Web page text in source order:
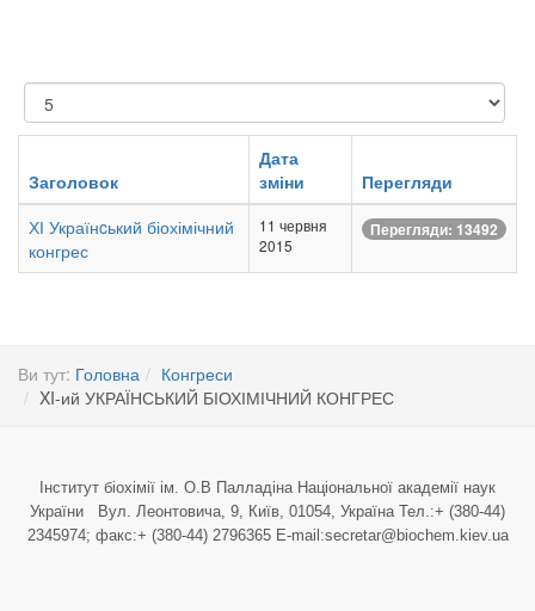
Показувати
Заголовок
Дата
зміни
Перегляди
ХІ Українcький біохімічний
конгрес
11 червня
2015
Перегляди: 13492
Ви тут: Головна
Конгреси
XI-ий УКРАЇНСЬКИЙ БІОХІМІЧНИЙ КОНГРЕС
Інститут біохімії ім. О.В Палладіна Національної академії наук
України Вул. Леонтовича, 9, Київ, 01054, Україна Тел.:+ (380-44)
2345974; факс:+ (380-44) 2796365 E-mail:secretar@biochem.kiev.ua